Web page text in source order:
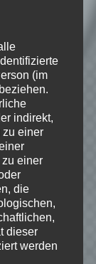
(im
indirekt,
zu einer
zu einer
die
dieser
werden